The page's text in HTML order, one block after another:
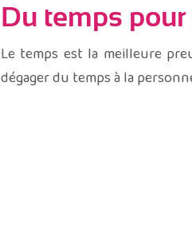
Du temps
Le temps est la meilleure
dégager du temps à la